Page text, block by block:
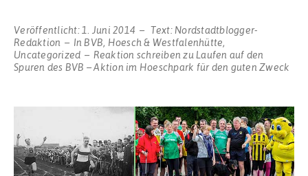
Veröffentlicht: 1. Juni 2014 Text: Nordstadtblogger-
Redaktion
In BVB, Hoesch & Westfalenhütte,
Uncategorized
Reaktion schreiben zu Laufen auf den
Spuren des BVB – Aktion im Hoeschpark für den guten Zweck